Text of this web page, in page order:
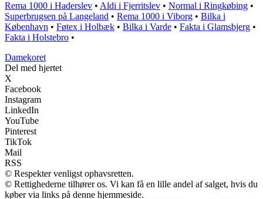
Rema 1000 i Haderslev • Aldi i Fjerritslev • Normal i Ringkøbing •
Superbrugsen på Langeland • Rema 1000 i Viborg • Bilka i
København • Føtex i Holbæk • Bilka i Varde • Fakta i Glamsbjerg •
Fakta i Holstebro •
Damekoret
Del med hjertet
X
Facebook
Instagram
LinkedIn
YouTube
Pinterest
TikTok
Mail
RSS
© Respekter venligst ophavsretten.
© Rettighederne tilhører os. Vi kan få en lille andel af salget, hvis du
køber via links på denne hjemmeside.